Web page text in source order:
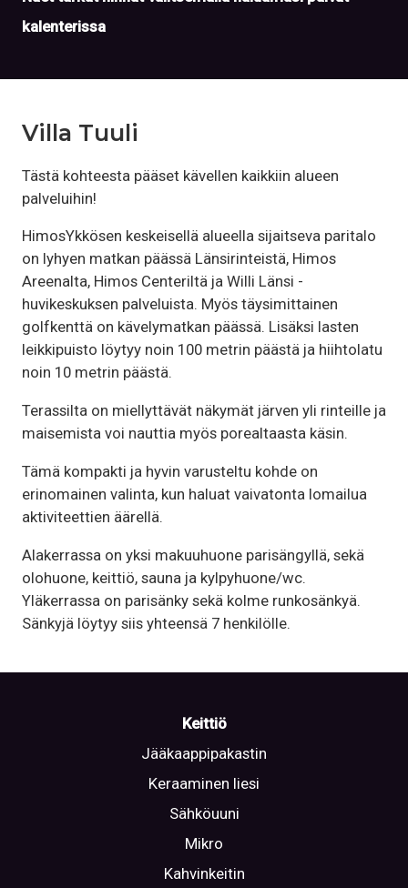
kalenterissa
Villa Tuuli
Tästä kohteesta pääset kävellen kaikkiin alueen
palveluihin!
HimosYkkösen keskeisellä alueella sijaitseva paritalo
on lyhyen matkan päässä Länsirinteistä, Himos
Areenalta, Himos Centeriltä ja Willi Länsi -
huvikeskuksen palveluista. Myös täysimittainen
golfkenttä on kävelymatkan päässä. Lisäksi lasten
leikkipuisto löytyy noin 100 metrin päästä ja hiihtolatu
noin 10 metrin päästä.
Terassilta on miellyttävät näkymät järven yli rinteille ja
maisemista voi nauttia myös porealtaasta käsin.
Tämä kompakti ja hyvin varusteltu kohde on
erinomainen valinta, kun haluat vaivatonta lomailua
aktiviteettien äärellä.
Alakerrassa on yksi makuuhuone parisängyllä, sekä
olohuone, keittiö, sauna ja kylpyhuone/wc.
Yläkerrassa on parisänky sekä kolme runkosänkyä.
Sänkyjä löytyy siis yhteensä 7 henkilölle.
Keittiö
Jääkaappipakastin
Keraaminen liesi
Sähköuuni
Mikro
Kahvinkeitin